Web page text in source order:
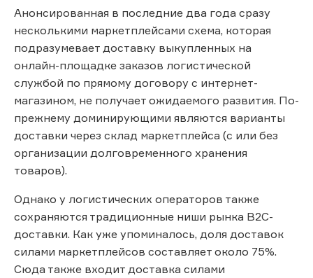
Анонсированная в последние два года сразу
несколькими маркетплейсами схема, которая
подразумевает доставку выкупленных на
онлайн-площадке заказов логистической
службой по прямому договору с интернет-
магазином, не получает ожидаемого развития. По-
прежнему доминирующими являются варианты
доставки через склад маркетплейса (с или без
организации долговременного хранения
товаров).
Однако у логистических операторов также
сохраняются традиционные ниши рынка B2C-
доставки. Как уже упоминалось, доля доставок
силами маркетплейсов составляет около 75%.
Сюда также входит доставка силами